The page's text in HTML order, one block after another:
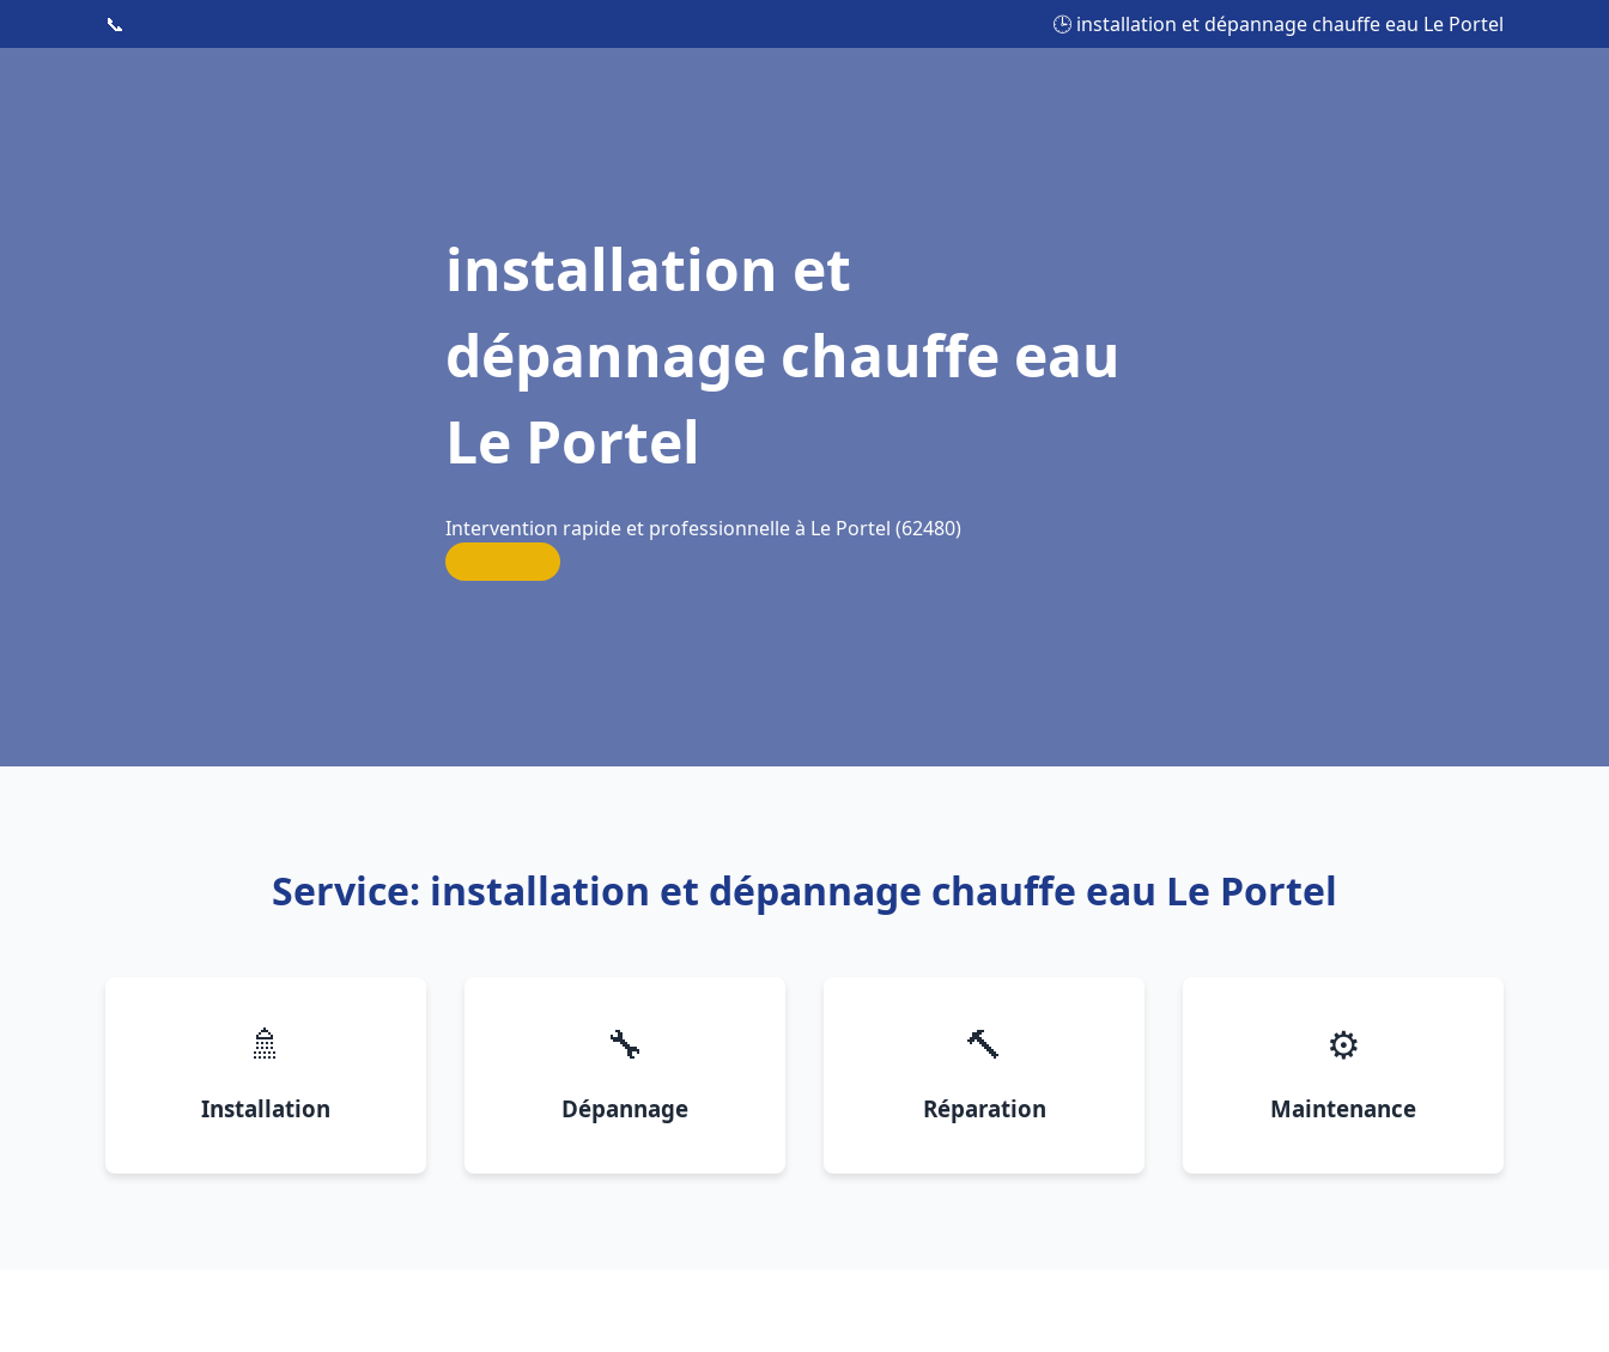
📞 🕒 installation et dépannage chauffe eau Le Portel
installation et
dépannage chauffe eau
Le Portel
Intervention rapide et professionnelle à Le Portel (62480)
Service: installation et dépannage chauffe eau Le Portel
🚿
Installation
🔧
Dépannage
🔨
Réparation
⚙️
Maintenance